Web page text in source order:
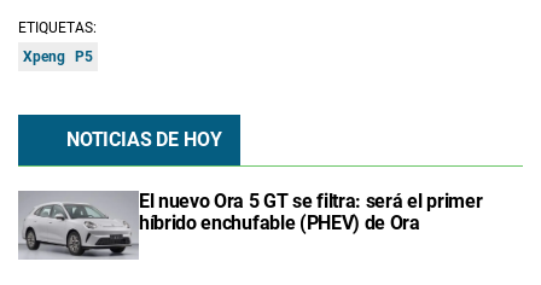
ETIQUETAS:
Xpeng
P5
NOTICIAS DE HOY
El nuevo Ora 5 GT se filtra: será el primer
híbrido enchufable (PHEV) de Ora